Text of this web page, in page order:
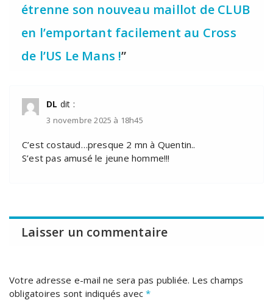
étrenne son nouveau maillot de CLUB
en l’emportant facilement au Cross
de l’US Le Mans !”
DL dit :
3 novembre 2025 à 18h45
C’est costaud…presque 2 mn à Quentin..
S’est pas amusé le jeune homme!!!
Laisser un commentaire
Votre adresse e-mail ne sera pas publiée. Les champs
obligatoires sont indiqués avec*